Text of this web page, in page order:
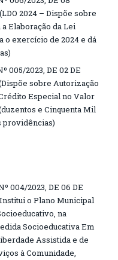
2024 – Dispõe sobre
Elaboração da Lei
o exercício de 2024 e dá
005/2023, DE 02 DE
sobre Autorização
Especial no Valor
e Cinquenta Mil
providências)
004/2023, DE 06 DE
o Plano Municipal
na
Socioeducativa Em
Assistida e de
à Comunidade,